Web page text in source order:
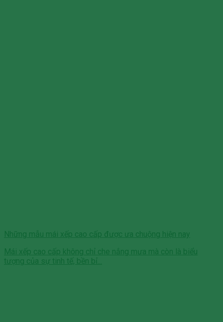
Những mẫu mái xếp cao cấp được ưa chuộng hiện nay
Mái xếp cao cấp không chỉ che nắng mưa mà còn là biểu
tượng của sự tinh tế, bền bỉ...